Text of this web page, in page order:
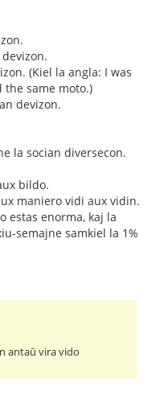
(Kiel la angla: I was
same moto.)
devizon.
la socian diversecon.
bildo.
maniero vidi aux vidin.
estas enorma, kaj la
semajne samkiel la 1%
antaŭ vira vido